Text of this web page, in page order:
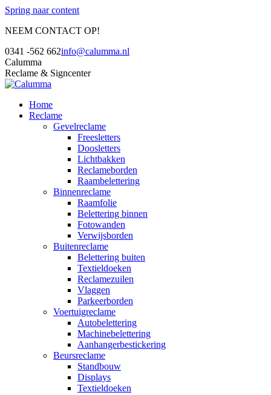
Spring naar content
NEEM CONTACT OP!
0341 -562 662info@calumma.nl
Calumma
Reclame & Signcenter
Home
Reclame
Gevelreclame
Freesletters
Doosletters
Lichtbakken
Reclameborden
Raambelettering
Binnenreclame
Raamfolie
Belettering binnen
Fotowanden
Verwijsborden
Buitenreclame
Belettering buiten
Textieldoeken
Reclamezuilen
Vlaggen
Parkeerborden
Voertuigreclame
Autobelettering
Machinebelettering
Aanhangerbestickering
Beursreclame
Standbouw
Displays
Textieldoeken